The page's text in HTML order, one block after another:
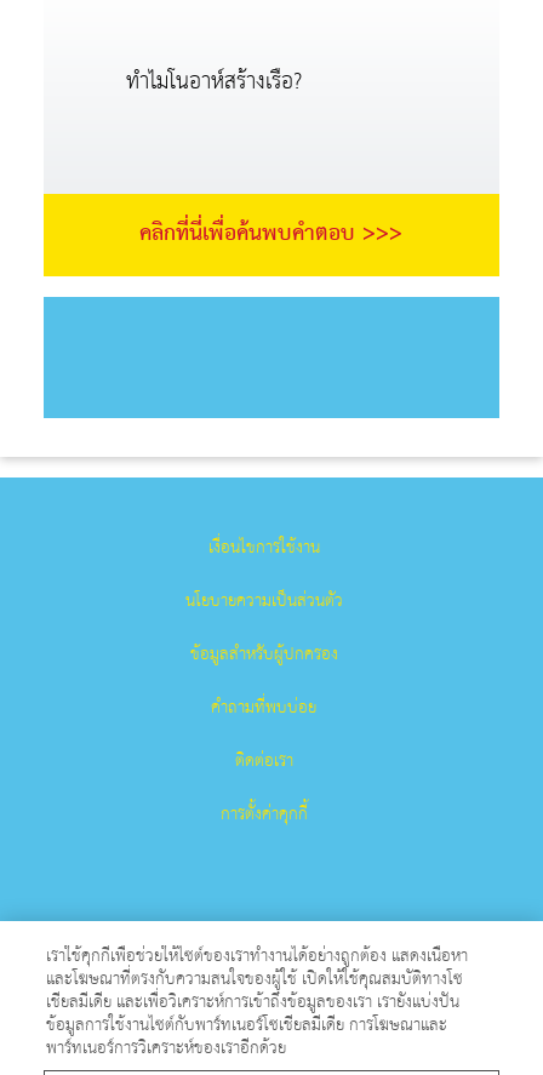
ทำไมโนอาห์สร้างเรือ?
คลิกที่นี่เพื่อค้นพบคำตอบ >>>
เงื่อนไขการใช้งาน
นโยบายความเป็นส่วนตัว
ข้อมูลสำหรับผู้ปกครอง
คำถามที่พบบ่อย
ติดต่อเรา
การตั้งค่าคุกกี้
Superbook เป็นเครื่องหมายการค้าจดทะเบียนของ The Christian
Broadcasting Network, Inc. องค์กรการกุศลที่ไม่แสวงหาผลกําไร
เราใช้คุกกี้เพื่อช่วยให้ไซต์ของเราทำงานได้อย่างถูกต้อง แสดงเนื้อหา
และโฆษณาที่ตรงกับความสนใจของผู้ใช้ เปิดให้ใช้คุณสมบัติทางโซ
เชียลมีเดีย และเพื่อวิเคราะห์การเข้าถึงข้อมูลของเรา เรายังแบ่งปัน
ข้อมูลการใช้งานไซต์กับพาร์ทเนอร์โซเชียลมีเดีย การโฆษณาและ
พาร์ทเนอร์การวิเคราะห์ของเราอีกด้วย